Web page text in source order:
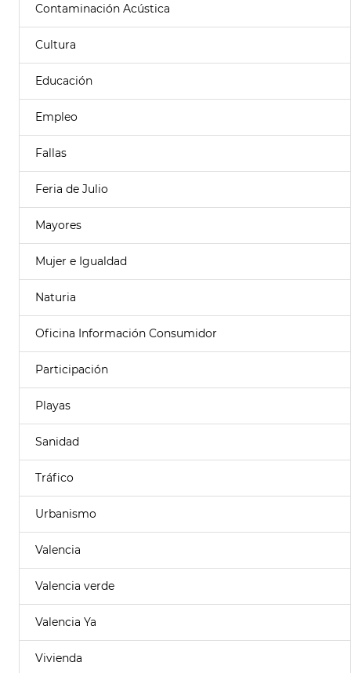
Contaminación Acústica
Cultura
Educación
Empleo
Fallas
Feria de Julio
Mayores
Mujer e Igualdad
Naturia
Oficina Información Consumidor
Participación
Playas
Sanidad
Tráfico
Urbanismo
Valencia
Valencia verde
Valencia Ya
Vivienda